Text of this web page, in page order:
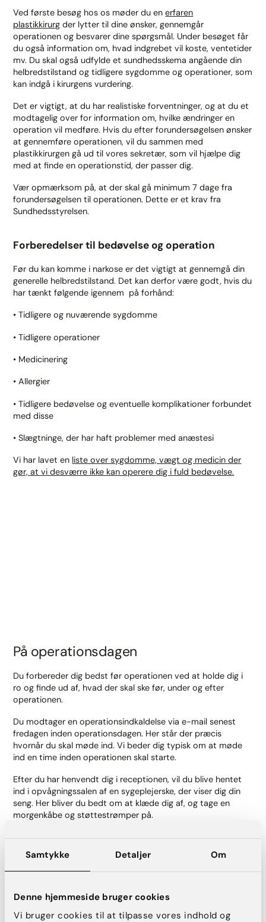
Samtykke Detaljer Om
Denne hjemmeside bruger cookies
Vi bruger cookies til at tilpasse vores indhold og
Ved første besøg hos os møder du enerfaren
plastikkirurg der lytter til dine ønsker, gennemgår
operationen og besvarer dine spørgsmål. Under besøget får
du også information om, hvad indgrebet vil koste, ventetider
mv. Du skal også udfylde et sundhedsskema angående din
helbredstilstand og tidligere sygdomme og operationer, som
kan indgå i kirurgens vurdering.
Det er vigtigt, at du har realistiske forventninger, og at du et
modtagelig over for information om, hvilke ændringer en
operation vil medføre. Hvis du efter forundersøgelsen ønsker
at gennemføre operationen, vil du sammen med
plastikkirurgen gå ud til vores sekretær, som vil hjælpe dig
med at finde en operationstid, der passer dig.
Vær opmærksom på, at der skal gå minimum 7 dage fra
forundersøgelsen til operationen. Dette er et krav fra
Sundhedsstyrelsen.
Forberedelser til bedøvelse og operation
Før du kan komme i narkose er det vigtigt at gennemgå din
generelle helbredstilstand. Det kan derfor være godt, hvis du
har tænkt følgende igennem på forhånd:
• Tidligere og nuværende sygdomme
• Tidligere operationer
• Medicinering
• Allergier
• Tidligere bedøvelse og eventuelle komplikationer forbundet
med disse
• Slægtninge, der har haft problemer med anæstesi
Vi har lavet en liste over sygdomme, vægt og medicin der
gør, at vi desværre ikke kan operere dig i fuld bedøvelse.
På operationsdagen
Du forbereder dig bedst før operationen ved at holde dig i
ro og finde ud af, hvad der skal ske før, under og efter
operationen.
Du modtager en operationsindkaldelse via e-mail senest
fredagen inden operationsdagen. Her står der præcis
hvornår du skal møde ind. Vi beder dig typisk om at møde
ind en time inden operationen skal starte.
Efter du har henvendt dig i receptionen, vil du blive hentet
ind i opvågningssalen af en sygeplejerske, der viser dig din
seng. Her bliver du bedt om at klæde dig af, og tage en
morgenkåbe og støttestrømper på.
Det er desværre ikke tilladt at have pårørende med inde i
opvågningen af hensyn til de andre patienter.
Efter du har fundet dig til rette og udfyldt papirer fra
en kort samtale om hvad der skal ske. Plastikkirurgen tegner
før-billeder taget.